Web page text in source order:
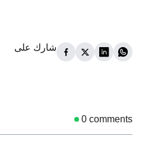
شارك على
0 comments